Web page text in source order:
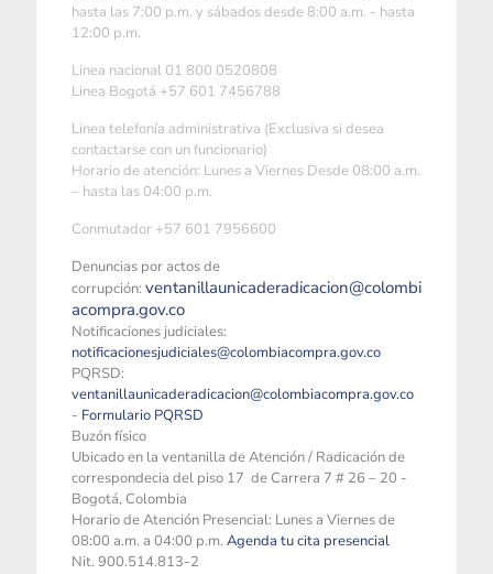
hasta las 7:00 p.m. y sábados desde 8:00 a.m. - hasta
12:00 p.m.
Linea nacional 01 800 0520808
Linea Bogotá +57 601 7456788
Linea telefonía administrativa (Exclusiva si desea
contactarse con un funcionario)
Horario de atención: Lunes a Viernes Desde 08:00 a.m.
– hasta las 04:00 p.m.
Conmutador +57 601 7956600
Denuncias por actos de
corrupción: ventanillaunicaderadicacion@colombi
acompra.gov.co
Notificaciones judiciales:
notificacionesjudiciales@colombiacompra.gov.co
PQRSD:
ventanillaunicaderadicacion@colombiacompra.gov.co
- Formulario PQRSD
Buzón físico
Ubicado en la ventanilla de Atención / Radicación de
correspondecia del piso 17 de Carrera 7 # 26 – 20 -
Bogotá, Colombia
Horario de Atención Presencial: Lunes a Viernes de
08:00 a.m. a 04:00 p.m. Agenda tu cita presencial
Nit. 900.514.813-2